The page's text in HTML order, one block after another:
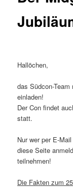
Hallöchen,
das Südcon-
einladen!
Der Con findet
statt.
Nur wer per E-
diese Seite
teilnehmen!
Die Fakten zum